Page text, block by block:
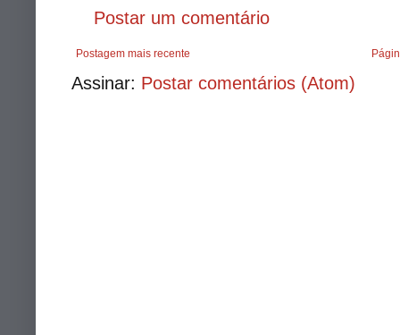
Postar um comentário
Postagem mais recente
Assinar: Postar comentários (Atom)